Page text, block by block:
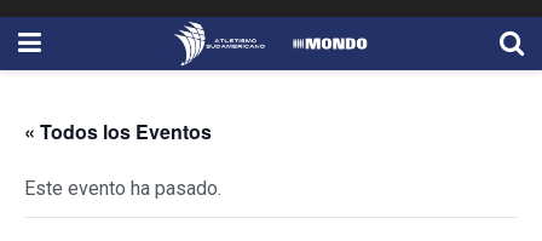
« Todos los Eventos
Este evento ha pasado.